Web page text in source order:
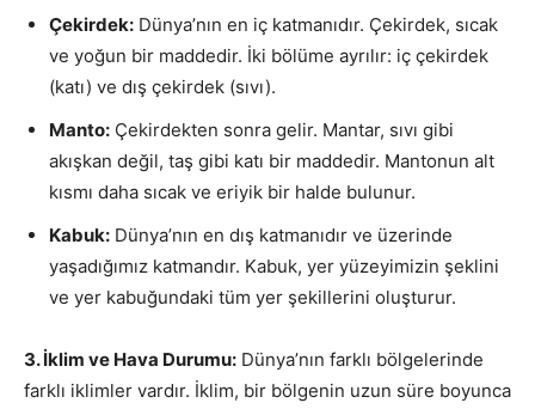
Çekirdek: Dünya’nın en iç katmanıdır. Çekirdek, sıcak
ve yoğun bir maddedir. İki bölüme ayrılır: iç çekirdek
(katı) ve dış çekirdek (sıvı).
Manto: Çekirdekten sonra gelir. Mantar, sıvı gibi
akışkan değil, taş gibi katı bir maddedir. Mantonun alt
kısmı daha sıcak ve eriyik bir halde bulunur.
Kabuk: Dünya’nın en dış katmanıdır ve üzerinde
yaşadığımız katmandır. Kabuk, yer yüzeyimizin şeklini
ve yer kabuğundaki tüm yer şekillerini oluşturur.
3. İklim ve Hava Durumu: Dünya’nın farklı bölgelerinde
farklı iklimler vardır. İklim, bir bölgenin uzun süre boyunca